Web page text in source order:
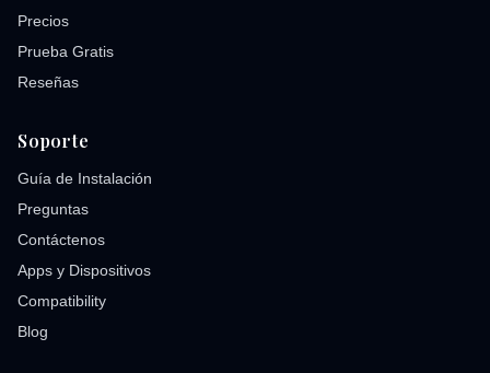
Precios
Prueba Gratis
Reseñas
Soporte
Guía de Instalación
Preguntas
Contáctenos
Apps y Dispositivos
Compatibility
Blog